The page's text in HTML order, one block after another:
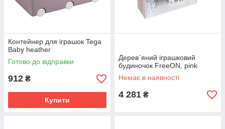
Контейнер для іграшок Tega
Baby heather
Готово до відправки
912 ₴
Купити
Дерев`яний іграшковий
будиночок FreeON, pink
Немає в наявності
4 281 ₴